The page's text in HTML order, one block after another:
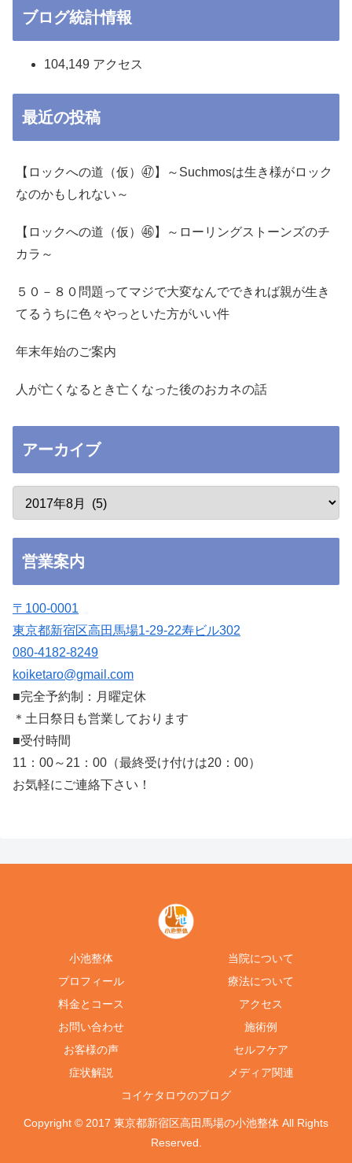
ブログ統計情報
104,149 アクセス
最近の投稿
【ロックへの道（仮）㊼】～Suchmosは生き様がロック
なのかもしれない～
【ロックへの道（仮）㊻】～ローリングストーンズのチ
カラ～
５０－８０問題ってマジで大変なんでできれば親が生き
てるうちに色々やっといた方がいい件
年末年始のご案内
人が亡くなるとき亡くなった後のおカネの話
アーカイブ
営業案内
〒100-0001
東京都新宿区高田馬場1-29-22寿ビル302
080-4182-8249
koiketaro@gmail.com
■完全予約制：月曜定休
＊土日祭日も営業しております
■受付時間
11：00～21：00（最終受け付けは20：00）
お気軽にご連絡下さい！
小池整体
当院について
プロフィール
療法について
料金とコース
アクセス
お問い合わせ
施術例
お客様の声
セルフケア
症状解説
メディア関連
コイケタロウのブログ
Copyright © 2017 東京都新宿区高田馬場の小池整体 All Rights
Reserved.